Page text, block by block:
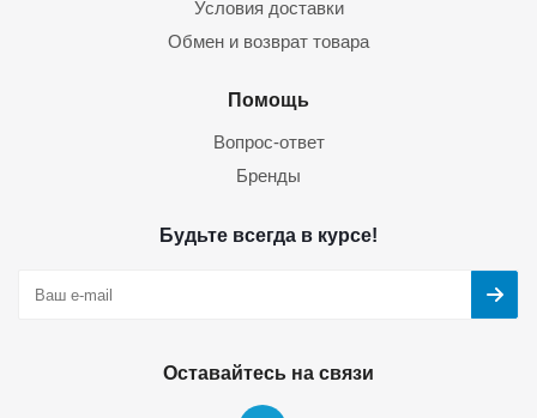
Условия доставки
Обмен и возврат товара
Помощь
Вопрос-ответ
Бренды
Будьте всегда в курсе!
Оставайтесь на связи